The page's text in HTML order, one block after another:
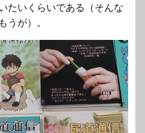
たいくらいである（そんな
うが）。